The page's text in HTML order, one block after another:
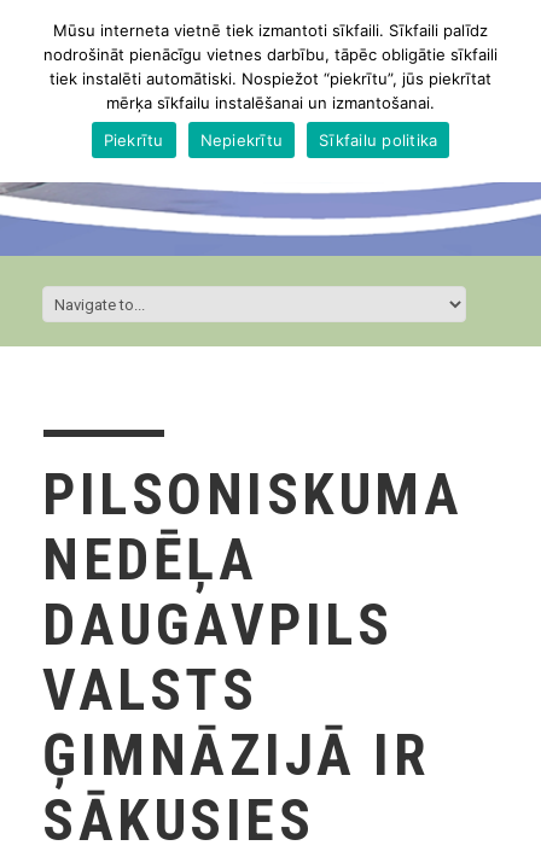
PILSONISKUMA
NEDĒĻA
DAUGAVPILS
VALSTS
ĢIMNĀZIJĀ IR
SĀKUSIES
Mūsu interneta vietnē tiek izmantoti sīkfaili. Sīkfaili palīdz
nodrošināt pienācīgu vietnes darbību, tāpēc obligātie sīkfaili
tiek instalēti automātiski. Nospiežot “piekrītu”, jūs piekrītat
mērķa sīkfailu instalēšanai un izmantošanai.
Piekrītu
Nepiekrītu Sīkfailu politika